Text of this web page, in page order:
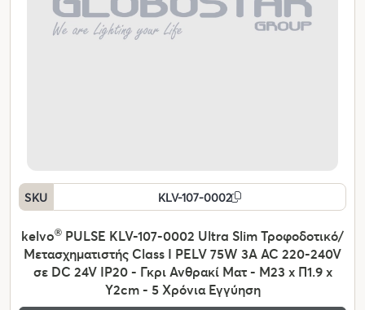
SKU KLV-107-0002
kelvo® PULSE KLV-107-0002 Ultra Slim Τροφοδοτικό/
Μετασχηματιστής Class I PELV 75W 3A AC 220-240V
σε DC 24V IP20 - Γκρι Ανθρακί Ματ - Μ23 x Π1.9 x
Υ2cm - 5 Χρόνια Εγγύηση